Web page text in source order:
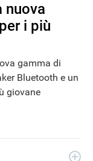
nuova
i più
gamma di
Bluetooth e un
giovane